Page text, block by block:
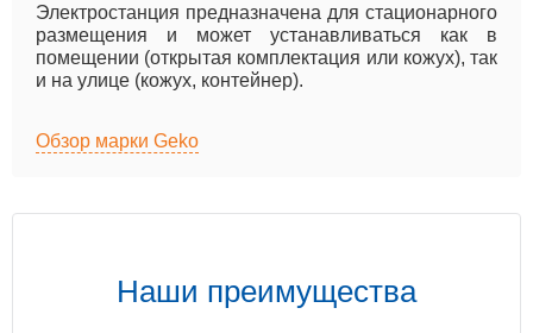
Электростанция предназначена для стационарного
размещения и может устанавливаться как в
помещении (открытая комплектация или кожух), так
и на улице (кожух, контейнер).
Обзор марки Geko
Наши преимущества